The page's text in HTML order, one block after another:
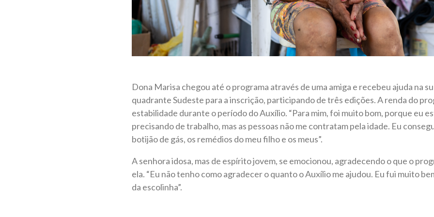
Dona Marisa chegou até o programa através de uma amiga e recebeu ajuda na
quadrante Sudeste para a inscrição, participando de três edições. A renda do
estabilidade durante o período do Auxílio. “Para mim, foi muito bom, porque eu
precisando de trabalho, mas as pessoas não me contratam pela idade. Eu
botijão de gás, os remédios do meu filho e os meus”.
A senhora idosa, mas de espírito jovem, se emocionou, agradecendo o que o
ela. “Eu não tenho como agradecer o quanto o Auxílio me ajudou. Eu fui muito
da escolinha”.